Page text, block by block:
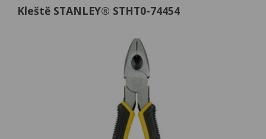
Kleště STANLEY® STHT0-74454